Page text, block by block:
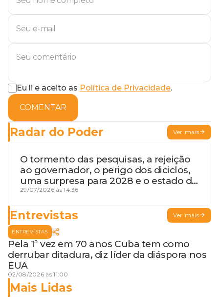
Eu li e aceito as Política de Privacidade.
COMENTAR
Radar do Poder Ver mais
O tormento das pesquisas, a rejeição
ao governador, o perigo dos diciclos,
uma surpresa para 2028 e o estado de
terceira guerra mundial
29/07/2026 às 14:36
Entrevistas Ver mais
ENTREVISTAS
Pela 1ª vez em 70 anos Cuba tem como
derrubar ditadura, diz líder da diáspora nos
EUA
02/08/2026 às 11:00
Mais Lidas